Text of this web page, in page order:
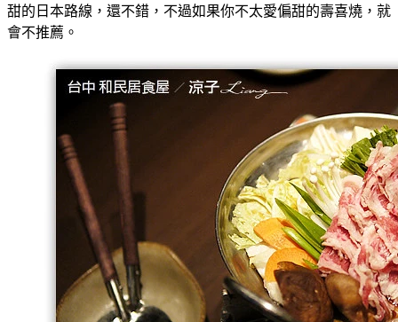
甜的日本路線，還不錯，不過如果你不太愛偏甜的壽喜燒，就
會不推薦。